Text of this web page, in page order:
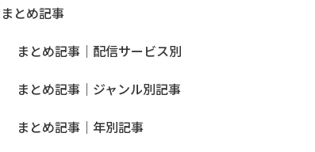
まとめ記事
まとめ記事｜配信サービス別
まとめ記事｜ジャンル別記事
まとめ記事｜年別記事